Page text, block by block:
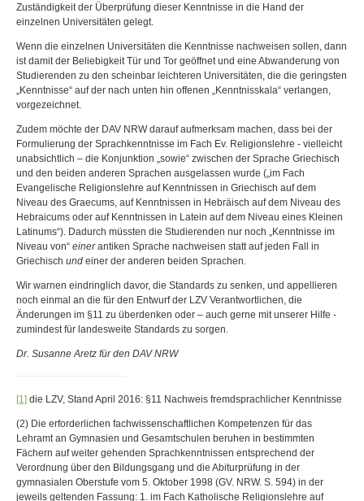
Zuständigkeit der Überprüfung dieser Kenntnisse in die Hand der
einzelnen Universitäten gelegt.
Wenn die einzelnen Universitäten die Kenntnisse nachweisen sollen, dann
ist damit der Beliebigkeit Tür und Tor geöffnet und eine Abwanderung von
Studierenden zu den scheinbar leichteren Universitäten, die die geringsten
„Kenntnisse“ auf der nach unten hin offenen „Kenntnisskala“ verlangen,
vorgezeichnet.
Zudem möchte der DAV NRW darauf aufmerksam machen, dass bei der
Formulierung der Sprachkenntnisse im Fach Ev. Religionslehre - vielleicht
unabsichtlich – die Konjunktion „sowie“ zwischen der Sprache Griechisch
und den beiden anderen Sprachen ausgelassen wurde („im Fach
Evangelische Religionslehre auf Kenntnissen in Griechisch auf dem
Niveau des Graecums, auf Kenntnissen in Hebräisch auf dem Niveau des
Hebraicums oder auf Kenntnissen in Latein auf dem Niveau eines Kleinen
Latinums“). Dadurch müssten die Studierenden nur noch „Kenntnisse im
Niveau von“ einerantiken Sprache nachweisen statt auf jeden Fall in
Griechisch und einer der anderen beiden Sprachen.
Wir warnen eindringlich davor, die Standards zu senken, und appellieren
noch einmal an die für den Entwurf der LZV Verantwortlichen, die
Änderungen im §11 zu überdenken oder – auch gerne mit unserer Hilfe -
zumindest für landesweite Standards zu sorgen.
Dr. Susanne Aretz für den DAV NRW
[1] die LZV, Stand April 2016: §11 Nachweis fremdsprachlicher Kenntnisse
(2) Die erforderlichen fachwissenschaftlichen Kompetenzen für das
Lehramt an Gymnasien und Gesamtschulen beruhen in bestimmten
Fächern auf weiter gehenden Sprachkenntnissen entsprechend der
Verordnung über den Bildungsgang und die Abiturprüfung in der
gymnasialen Oberstufe vom 5. Oktober 1998 (GV. NRW. S. 594) in der
jeweils geltenden Fassung: 1. im Fach Katholische Religionslehre auf